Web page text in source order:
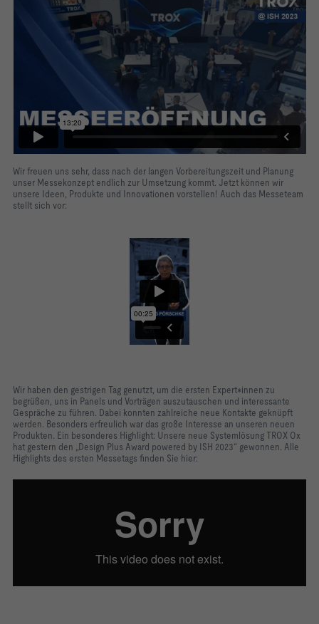
Wir freuen uns sehr, dass nach der langen Vorbereitungszeit und Planung
unser Messekonzept endlich zur Umsetzung kommt. Jetzt können wir
unsere Ideen, Produkte und Innovationen vorstellen! Auch das Messeteam
stellt sich vor:
Wir haben den gestrigen Tag genutzt, um die ersten Expert*innen zu
begrüßen, uns in Panels und Vorträgen auszutauschen und interessante
Gespräche zu führen. Dabei konnten zahlreiche neue Kontakte geknüpft
werden. Besonders erfreulich war das große Interesse an unseren neuen
Produkten. Ein besonderes Highlight: Unsere neue Systemlösung TROX Ox
hat gestern den „Design Plus Award powered by ISH 2023“ gewonnen. Alle
Highlights des ersten Messetags finden Sie hier: